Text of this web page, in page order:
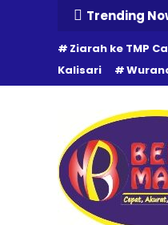
Trending
Ziarah ke TMP
Kalisari